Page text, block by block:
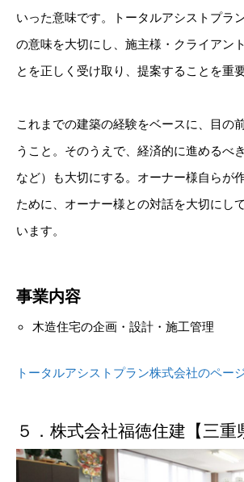
いった意味です。トータルアシストプラ
の意味を大切にし、施主様・クライアン
とを正しく受け取り、提案することを重
これまでの建築の経験をベースに、目の
うこと。そのうえで、経済的に進めるべ
など）も大切にする。オーナー様自らが
ために、オーナー様との対話を大切にし
います。
事業内容
木造住宅の企画・設計・施工管理
トータルアシストプラン株式会社のペー
５．株式会社福徳住建【三重